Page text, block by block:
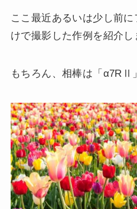
ここ最近あるいは少し前
けで撮影した作例を紹介し
もちろん、相棒は「α7RⅡ